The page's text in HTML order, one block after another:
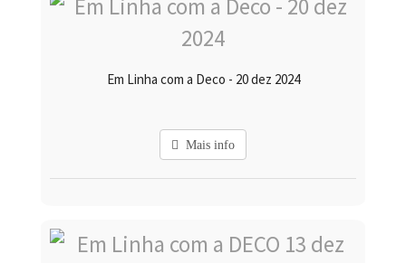
Em Linha com a Deco - 20 dez 2024
Mais info